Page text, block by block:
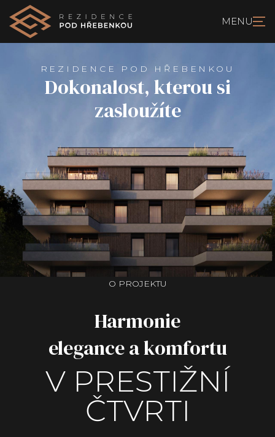
REZIDENCE POD HŘEBENKOU
Dokonalost, kterou si
zasloužíte
O PROJEKTU
Harmonie
elegance a komfortu
V PRESTIŽNÍ
ČTVRTI